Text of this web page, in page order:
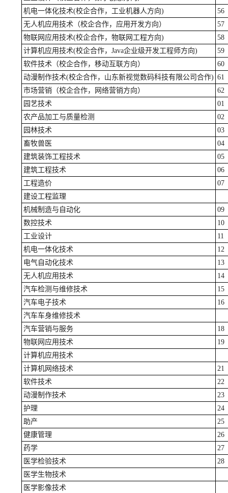
机电一体化技术(校企合作，工业机器人方向)
56
无人机应用技术（校企合作，应用开发方向）
57
物联网应用技术(校企合作，物联网工程方向)
58
计算机应用技术(校企合作，Java企业级开发工程师方向)
59
软件技术（校企合作，移动互联方向）
60
动漫制作技术(校企合作，山东新视觉数码科技有限公司合作) 61
市场营销（校企合作，网络营销方向）
62
园艺技术
01
农产品加工与质量检测
02
园林技术
03
畜牧兽医
04
建筑装饰工程技术
05
建筑工程技术
06
工程造价
07
建设工程监理
机械制造与自动化
09
数控技术
10
工业设计
11
机电一体化技术
12
电气自动化技术
13
无人机应用技术
14
汽车检测与维修技术
15
汽车电子技术
16
汽车车身维修技术
汽车营销与服务
18
物联网应用技术
19
计算机应用技术
计算机网络技术
21
软件技术
22
动漫制作技术
23
护理
24
助产
25
健康管理
26
药学
27
医学检验技术
28
医学生物技术
医学影像技术